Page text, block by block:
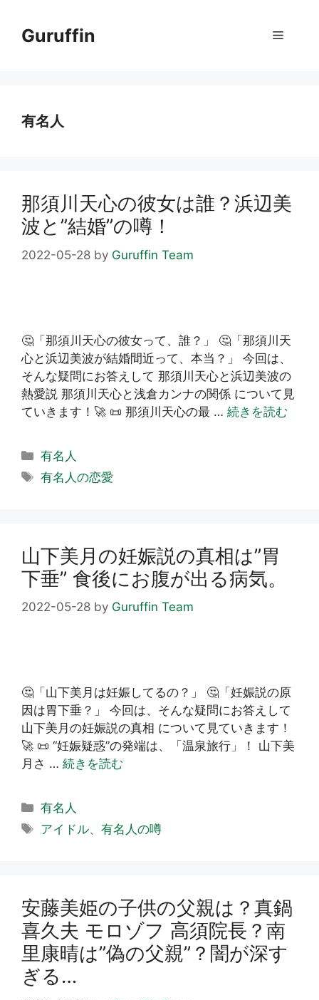
Guruffin メ
有名人
那須川天心の彼女は誰？浜辺美
波と”結婚”の噂！
2022-05-28 by Guruffin Team
🤔「那須川天心の彼女って、誰？」 🤔「那須川天
心と浜辺美波が結婚間近って、本当？」 今回は、
そんな疑問にお答えして 那須川天心と浜辺美波の
熱愛説 那須川天心と浅倉カンナの関係 について見
ていきます！🚀 📜 那須川天心の最 … 続きを読む
カ
テ
有名人
タ
有名人の恋愛
山下美月の妊娠説の真相は”胃
下垂” 食後にお腹が出る病気。
2022-05-28 by Guruffin Team
🤔「山下美月は妊娠してるの？」 🤔「妊娠説の原
因は胃下垂？」 今回は、そんな疑問にお答えして
山下美月の妊娠説の真相 について見ていきます！
🚀 📜 “妊娠疑惑”の発端は、「温泉旅行」！ 山下美
月さ … 続きを読む
カ
テ
有名人
タ
アイドル、有名人の噂
安藤美姫の子供の父親は？真鍋
喜久夫 モロゾフ 高須院長？南
里康晴は”偽の父親”？闇が深す
ぎる…